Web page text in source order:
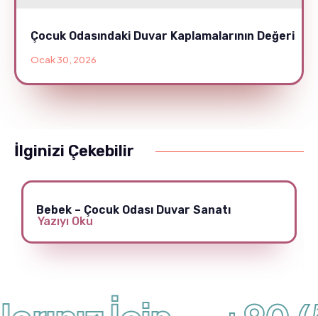
Çocuk Odasındaki Duvar Kaplamalarının Değeri
Ocak 30, 2026
İlginizi Çekebilir
Bebek – Çocuk Odası Duvar Sanatı
Yazıyı Oku